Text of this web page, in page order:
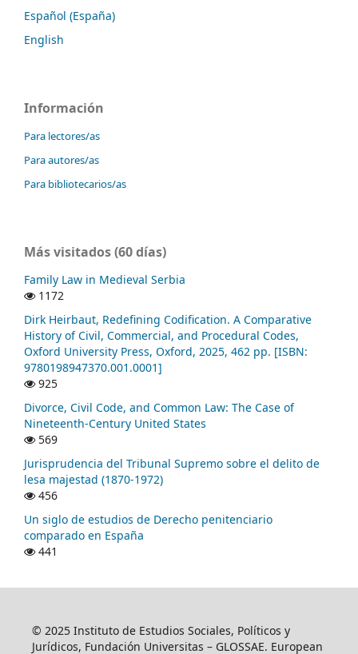
Español (España)
English
Información
Para lectores/as
Para autores/as
Para bibliotecarios/as
Más visitados (60 días)
Family Law in Medieval Serbia
1172
Dirk Heirbaut, Redefining Codification. A Comparative
History of Civil, Commercial, and Procedural Codes,
Oxford University Press, Oxford, 2025, 462 pp. [ISBN:
9780198947370.001.0001]
925
Divorce, Civil Code, and Common Law: The Case of
Nineteenth-Century United States
569
Jurisprudencia del Tribunal Supremo sobre el delito de
lesa majestad (1870-1972)
456
Un siglo de estudios de Derecho penitenciario
comparado en España
441
© 2025 Instituto de Estudios Sociales, Políticos y
Jurídicos, Fundación Universitas – GLOSSAE. European